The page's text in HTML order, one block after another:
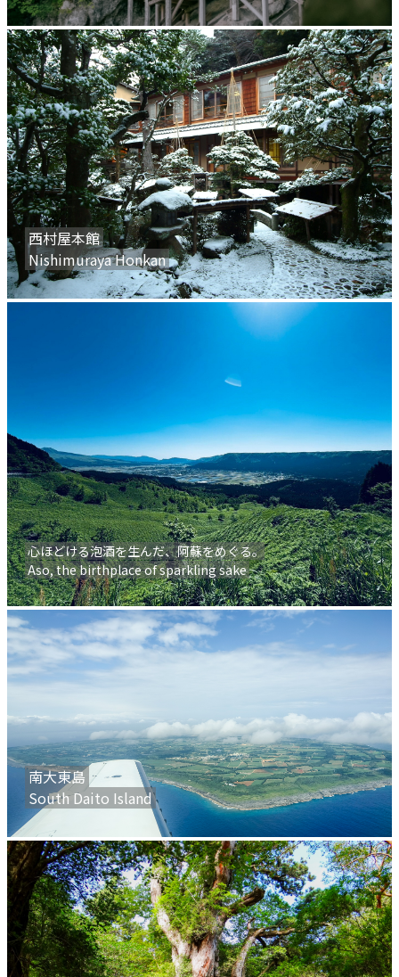
西村屋本館
Nishimuraya Honkan
心ほどける泡酒を生んだ、阿蘇をめぐる。
Aso, the birthplace of sparkling sake
南大東島
South Daito Island